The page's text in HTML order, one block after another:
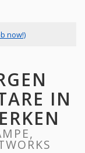
now!)
IN